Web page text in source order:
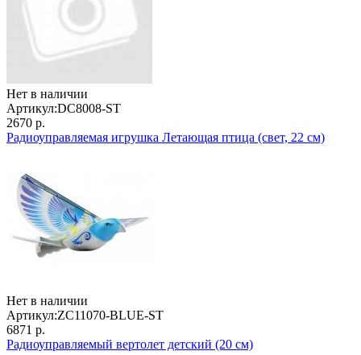
Нет в наличии
Артикул:DC8008-ST
2670 р.
Радиоуправляемая игрушка Летающая птица (свет, 22 см)
Нет в наличии
Артикул:ZC11070-BLUE-ST
6871 р.
Радиоуправляемый вертолет детский (20 см)